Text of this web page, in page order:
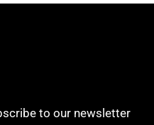
to our newsletter